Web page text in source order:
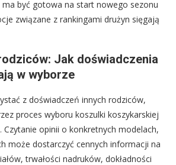
ma być gotowa na start nowego sezonu
związane z rankingami drużyn sięgają
Jak doświadczenia
w wyborze
z doświadczeń innych rodziców,
proces wyboru koszulki koszykarskiej
Czytanie opinii o konkretnych modelach,
może dostarczyć cennych informacji na
trwałości nadruków, dokładności